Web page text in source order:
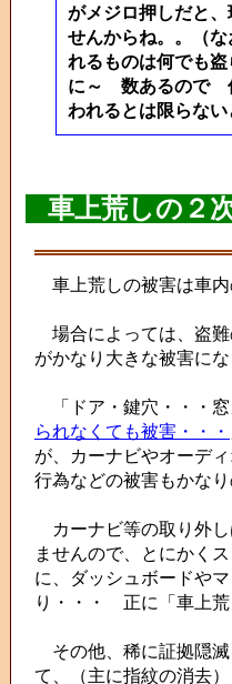
がメジロ押しだと
せんからね。。（
れるものは何でも
に～ 数あるので
われるとは限らない
車上荒しの２
車上荒しの被害は車内
場合によっては、盗
がかなり大きな被害にな
「ドア・鍵穴・・・
られなくても被害・・・
が、カーナビやオーデ
行為などの被害もかなり
カーナビ等の取り外し
ませんので、とにかく
に、ダッシュボードや
り・・・ 正に「車上荒
その他、稀に証拠隠滅
て、（主に指紋の消去）